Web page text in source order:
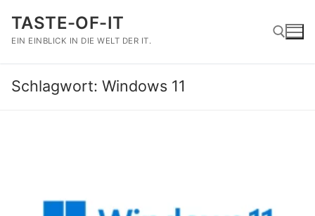
Inhalt
springen
TASTE-OF-IT
EIN EINBLICK IN DIE WELT DER IT.
Suchen nach:
Schlagwort: Windows 11